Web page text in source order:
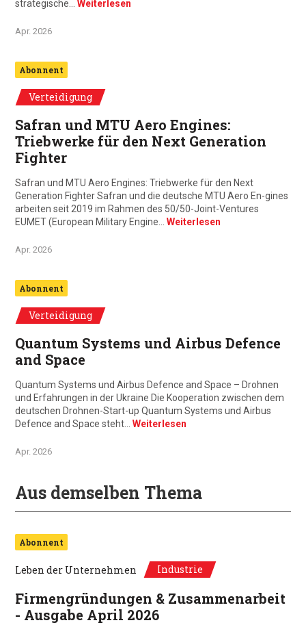
strategische… Weiterlesen
Apr. 2026
Abonnent
Verteidigung
Safran und MTU Aero Engines:
Triebwerke für den Next Generation
Fighter
Safran und MTU Aero Engines: Triebwerke für den Next
Generation Fighter Safran und die deutsche MTU Aero En-gines
arbeiten seit 2019 im Rahmen des 50/50-Joint-Ventures
EUMET (European Military Engine… Weiterlesen
Apr. 2026
Abonnent
Verteidigung
Quantum Systems und Airbus Defence
and Space
Quantum Systems und Airbus Defence and Space – Drohnen
und Erfahrungen in der Ukraine Die Kooperation zwischen dem
deutschen Drohnen-Start-up Quantum Systems und Airbus
Defence and Space steht… Weiterlesen
Apr. 2026
Aus demselben Thema
Abonnent
Leben der Unternehmen Industrie
Firmengründungen & Zusammenarbeit
- Ausgabe April 2026